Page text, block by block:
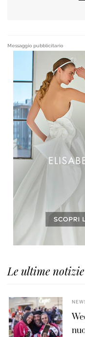
Messaggio pubblicitario
Le ultime notizie